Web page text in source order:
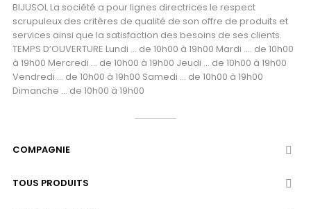
BIJUSOL La société a pour lignes directrices le respect
scrupuleux des critères de qualité de son offre de produits et
services ainsi que la satisfaction des besoins de ses clients.
TEMPS D’OUVERTURE Lundi ... de 10h00 à 19h00 Mardi .... de 10h00
à 19h00 Mercredi ... de 10h00 à 19h00 Jeudi ... de 10h00 à 19h00
Vendredi ... de 10h00 à 19h00 Samedi ... de 10h00 à 19h00
Dimanche ... de 10h00 à 19h00
COMPAGNIE 
TOUS PRODUITS 